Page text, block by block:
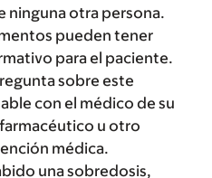
ninguna otra persona.
pueden tener
para el paciente.
sobre este
con el médico de su
u otro
médica.
una sobredosis,